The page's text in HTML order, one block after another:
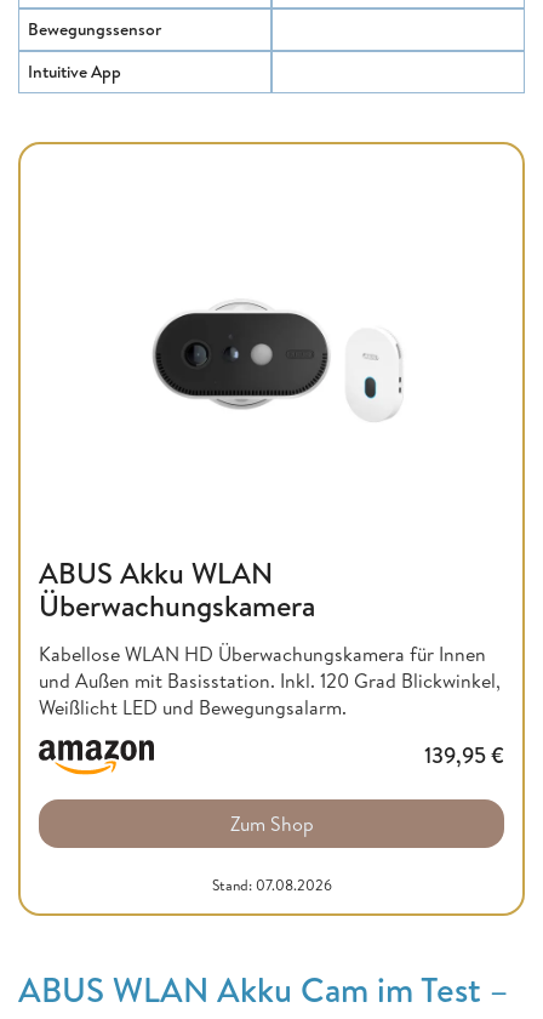
Bewegungssensor
Intuitive App
ABUS Akku WLAN
Überwachungskamera
Kabellose WLAN HD Überwachungskamera für Innen
und Außen mit Basisstation. Inkl. 120 Grad Blickwinkel,
Weißlicht LED und Bewegungsalarm.
139,95€
Zum Shop
Stand: 07.08.2026
ABUS WLAN Akku Cam im Test –